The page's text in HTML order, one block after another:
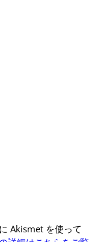
Akismet を使って